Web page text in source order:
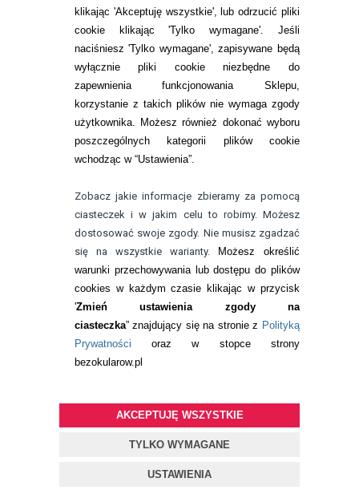
klikając 'Akceptuję wszystkie', lub odrzucić pliki
cookie klikając 'Tylko wymagane'. Jeśli
naciśniesz 'Tylko wymagane', zapisywane będą
wyłącznie pliki cookie niezbędne do
zapewnienia funkcjonowania Sklepu,
korzystanie z takich plików nie wymaga zgody
użytkownika. Możesz również dokonać wyboru
poszczególnych kategorii plików cookie
wchodząc w “Ustawienia”.
Zobacz jakie informacje zbieramy za pomocą
ciasteczek i w jakim celu to robimy. Możesz
dostosować swoje zgody. Nie musisz zgadzać
się na wszystkie warianty.
Możesz określić
warunki przechowywania lub dostępu do plików
cookies w każdym czasie klikając w przycisk
'Zmień ustawienia zgody na
ciasteczka” znajdujący się na stronie z Polityką
Prywatności oraz w stopce strony
bezokularow.pl
AKCEPTUJĘ WSZYSTKIE
TYLKO WYMAGANE
USTAWIENIA
Zwrot (odstąpienie od umowy)
ZMIEŃ USTAWIENIA ZGODY NA CIASTECZKA
KONTAKT
telefon:
22 113 44 42
telefon:
732 08 08 72
kontakt@bezokularow.pl
BEZOKULARÓW.PL | soczewki kontaktowe i płyny